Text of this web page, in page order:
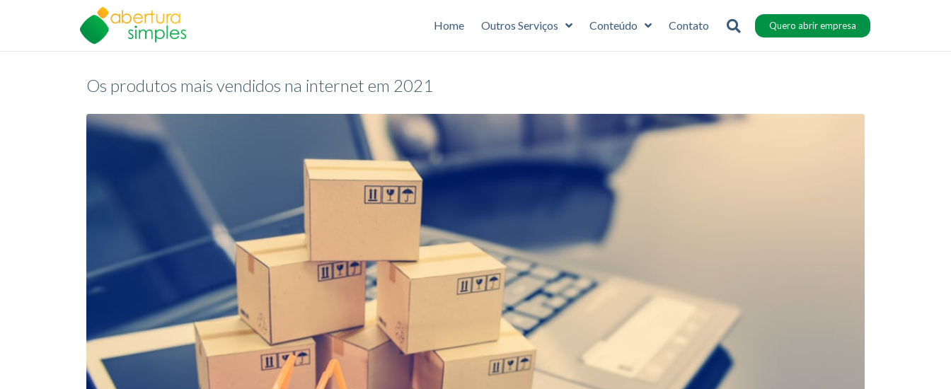
Home Outros Serviços Conteúdo Contato Quero abrir empresa
Os produtos mais vendidos na internet em 2021